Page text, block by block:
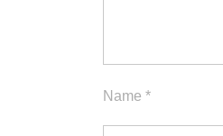
Name *